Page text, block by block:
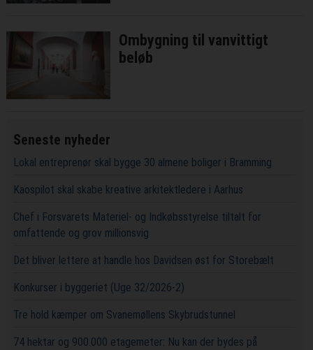
Ombygning til vanvittigt
beløb
Seneste nyheder
Lokal entreprenør skal bygge 30 almene boliger i Bramming
Kaospilot skal skabe kreative arkitektledere i Aarhus
Chef i Forsvarets Materiel- og Indkøbsstyrelse tiltalt for
omfattende og grov millionsvig
Det bliver lettere at handle hos Davidsen øst for Storebælt
Konkurser i byggeriet (Uge 32/2026-2)
Tre hold kæmper om Svanemøllens Skybrudstunnel
74 hektar og 900.000 etagemeter: Nu kan der bydes på